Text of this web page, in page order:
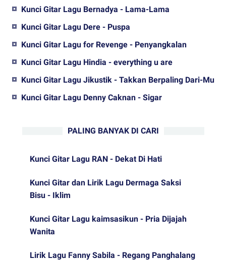
Kunci Gitar Lagu Bernadya - Lama-Lama
Kunci Gitar Lagu Dere - Puspa
Kunci Gitar Lagu for Revenge - Penyangkalan
Kunci Gitar Lagu Hindia - everything u are
Kunci Gitar Lagu Jikustik - Takkan Berpaling Dari-Mu
Kunci Gitar Lagu Denny Caknan - Sigar
PALING BANYAK DI CARI
Kunci Gitar Lagu RAN - Dekat Di Hati
Kunci Gitar dan Lirik Lagu Dermaga Saksi
Bisu - Iklim
Kunci Gitar Lagu kaimsasikun - Pria Dijajah
Wanita
Lirik Lagu Fanny Sabila - Regang Panghalang